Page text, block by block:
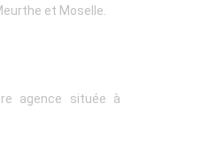
et Moselle.
agence située à